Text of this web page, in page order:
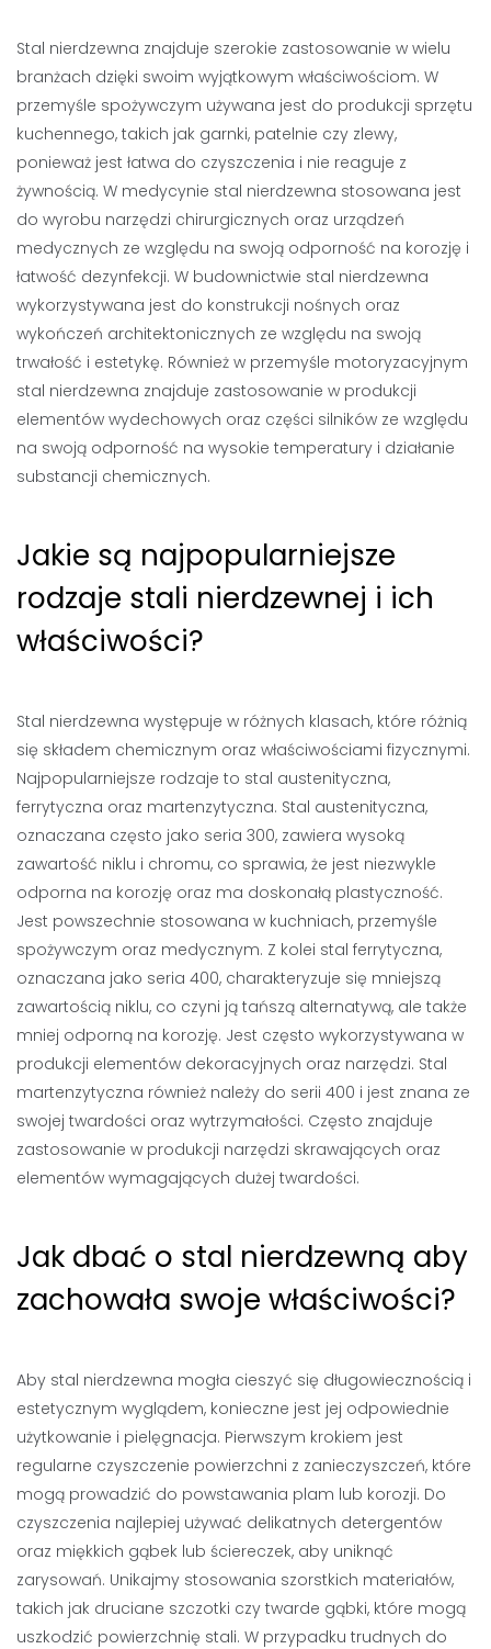
Stal nierdzewna znajduje szerokie zastosowanie w wielu
branżach dzięki swoim wyjątkowym właściwościom. W
przemyśle spożywczym używana jest do produkcji sprzętu
kuchennego, takich jak garnki, patelnie czy zlewy,
ponieważ jest łatwa do czyszczenia i nie reaguje z
żywnością. W medycynie stal nierdzewna stosowana jest
do wyrobu narzędzi chirurgicznych oraz urządzeń
medycznych ze względu na swoją odporność na korozję i
łatwość dezynfekcji. W budownictwie stal nierdzewna
wykorzystywana jest do konstrukcji nośnych oraz
wykończeń architektonicznych ze względu na swoją
trwałość i estetykę. Również w przemyśle motoryzacyjnym
stal nierdzewna znajduje zastosowanie w produkcji
elementów wydechowych oraz części silników ze względu
na swoją odporność na wysokie temperatury i działanie
substancji chemicznych.
Jakie są najpopularniejsze
rodzaje stali nierdzewnej i ich
właściwości?
Stal nierdzewna występuje w różnych klasach, które różnią
się składem chemicznym oraz właściwościami fizycznymi.
Najpopularniejsze rodzaje to stal austenityczna,
ferrytyczna oraz martenzytyczna. Stal austenityczna,
oznaczana często jako seria 300, zawiera wysoką
zawartość niklu i chromu, co sprawia, że jest niezwykle
odporna na korozję oraz ma doskonałą plastyczność.
Jest powszechnie stosowana w kuchniach, przemyśle
spożywczym oraz medycznym. Z kolei stal ferrytyczna,
oznaczana jako seria 400, charakteryzuje się mniejszą
zawartością niklu, co czyni ją tańszą alternatywą, ale także
mniej odporną na korozję. Jest często wykorzystywana w
produkcji elementów dekoracyjnych oraz narzędzi. Stal
martenzytyczna również należy do serii 400 i jest znana ze
swojej twardości oraz wytrzymałości. Często znajduje
zastosowanie w produkcji narzędzi skrawających oraz
elementów wymagających dużej twardości.
Jak dbać o stal nierdzewną aby
zachowała swoje właściwości?
Aby stal nierdzewna mogła cieszyć się długowiecznością i
estetycznym wyglądem, konieczne jest jej odpowiednie
użytkowanie i pielęgnacja. Pierwszym krokiem jest
regularne czyszczenie powierzchni z zanieczyszczeń, które
mogą prowadzić do powstawania plam lub korozji. Do
czyszczenia najlepiej używać delikatnych detergentów
oraz miękkich gąbek lub ściereczek, aby uniknąć
zarysowań. Unikajmy stosowania szorstkich materiałów,
takich jak druciane szczotki czy twarde gąbki, które mogą
uszkodzić powierzchnię stali. W przypadku trudnych do